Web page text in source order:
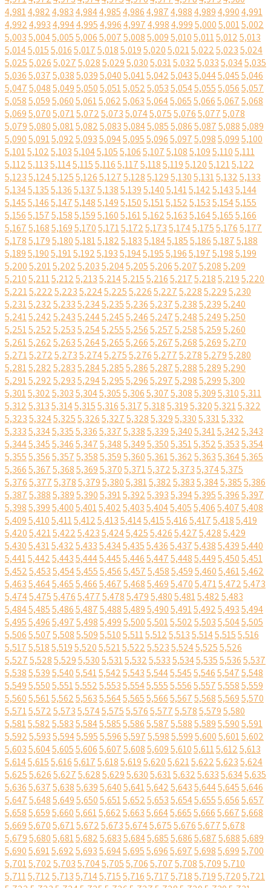
4,9814,9824,9834,9844,9854,9864,9874,9884,9894,9904,991
4,9924,9934,9944,9954,9964,9974,9984,9995,0005,0015,002
5,0035,0045,0055,0065,0075,0085,0095,0105,0115,0125,013
5,0145,0155,0165,0175,0185,0195,0205,0215,0225,0235,024
5,0255,0265,0275,0285,0295,0305,0315,0325,0335,0345,035
5,0365,0375,0385,0395,0405,0415,0425,0435,0445,0455,046
5,0475,0485,0495,0505,0515,0525,0535,0545,0555,0565,057
5,0585,0595,0605,0615,0625,0635,0645,0655,0665,0675,068
5,0695,0705,0715,0725,0735,0745,0755,0765,0775,078
5,0795,0805,0815,0825,0835,0845,0855,0865,0875,0885,089
5,0905,0915,0925,0935,0945,0955,0965,0975,0985,0995,100
5,1015,1025,1035,1045,1055,1065,1075,1085,1095,1105,111
5,1125,1135,1145,1155,1165,1175,1185,1195,1205,1215,122
5,1235,1245,1255,1265,1275,1285,1295,1305,1315,1325,133
5,1345,1355,1365,1375,1385,1395,1405,1415,1425,1435,144
5,1455,1465,1475,1485,1495,1505,1515,1525,1535,1545,155
5,1565,1575,1585,1595,1605,1615,1625,1635,1645,1655,166
5,1675,1685,1695,1705,1715,1725,1735,1745,1755,1765,177
5,1785,1795,1805,1815,1825,1835,1845,1855,1865,1875,188
5,1895,1905,1915,1925,1935,1945,1955,1965,1975,1985,199
5,2005,2015,2025,2035,2045,2055,2065,2075,2085,209
5,2105,2115,2125,2135,2145,2155,2165,2175,2185,2195,220
5,2215,2225,2235,2245,2255,2265,2275,2285,2295,230
5,2315,2325,2335,2345,2355,2365,2375,2385,2395,240
5,2415,2425,2435,2445,2455,2465,2475,2485,2495,250
5,2515,2525,2535,2545,2555,2565,2575,2585,2595,260
5,2615,2625,2635,2645,2655,2665,2675,2685,2695,270
5,2715,2725,2735,2745,2755,2765,2775,2785,2795,280
5,2815,2825,2835,2845,2855,2865,2875,2885,2895,290
5,2915,2925,2935,2945,2955,2965,2975,2985,2995,300
5,3015,3025,3035,3045,3055,3065,3075,3085,3095,3105,311
5,3125,3135,3145,3155,3165,3175,3185,3195,3205,3215,322
5,3235,3245,3255,3265,3275,3285,3295,3305,3315,332
5,3335,3345,3355,3365,3375,3385,3395,3405,3415,3425,343
5,3445,3455,3465,3475,3485,3495,3505,3515,3525,3535,354
5,3555,3565,3575,3585,3595,3605,3615,3625,3635,3645,365
5,3665,3675,3685,3695,3705,3715,3725,3735,3745,375
5,3765,3775,3785,3795,3805,3815,3825,3835,3845,3855,386
5,3875,3885,3895,3905,3915,3925,3935,3945,3955,3965,397
5,3985,3995,4005,4015,4025,4035,4045,4055,4065,4075,408
5,4095,4105,4115,4125,4135,4145,4155,4165,4175,4185,419
5,4205,4215,4225,4235,4245,4255,4265,4275,4285,429
5,4305,4315,4325,4335,4345,4355,4365,4375,4385,4395,440
5,4415,4425,4435,4445,4455,4465,4475,4485,4495,4505,451
5,4525,4535,4545,4555,4565,4575,4585,4595,4605,4615,462
5,4635,4645,4655,4665,4675,4685,4695,4705,4715,4725,473
5,4745,4755,4765,4775,4785,4795,4805,4815,4825,483
5,4845,4855,4865,4875,4885,4895,4905,4915,4925,4935,494
5,4955,4965,4975,4985,4995,5005,5015,5025,5035,5045,505
5,5065,5075,5085,5095,5105,5115,5125,5135,5145,5155,516
5,5175,5185,5195,5205,5215,5225,5235,5245,5255,526
5,5275,5285,5295,5305,5315,5325,5335,5345,5355,5365,537
5,5385,5395,5405,5415,5425,5435,5445,5455,5465,5475,548
5,5495,5505,5515,5525,5535,5545,5555,5565,5575,5585,559
5,5605,5615,5625,5635,5645,5655,5665,5675,5685,5695,570
5,5715,5725,5735,5745,5755,5765,5775,5785,5795,580
5,5815,5825,5835,5845,5855,5865,5875,5885,5895,5905,591
5,5925,5935,5945,5955,5965,5975,5985,5995,6005,6015,602
5,6035,6045,6055,6065,6075,6085,6095,6105,6115,6125,613
5,6145,6155,6165,6175,6185,6195,6205,6215,6225,6235,624
5,6255,6265,6275,6285,6295,6305,6315,6325,6335,6345,635
5,6365,6375,6385,6395,6405,6415,6425,6435,6445,6455,646
5,6475,6485,6495,6505,6515,6525,6535,6545,6555,6565,657
5,6585,6595,6605,6615,6625,6635,6645,6655,6665,6675,668
5,6695,6705,6715,6725,6735,6745,6755,6765,6775,678
5,6795,6805,6815,6825,6835,6845,6855,6865,6875,6885,689
5,6905,6915,6925,6935,6945,6955,6965,6975,6985,6995,700
5,7015,7025,7035,7045,7055,7065,7075,7085,7095,710
5,7115,7125,7135,7145,7155,7165,7175,7185,7195,7205,721